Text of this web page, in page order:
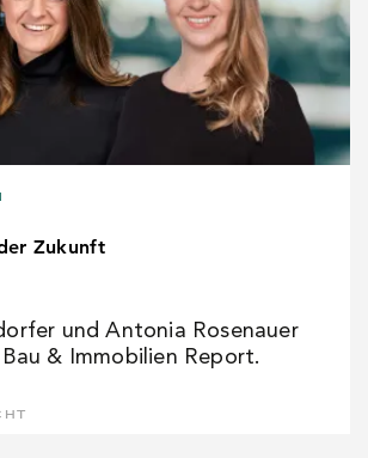
Zukunft
und Antonia Rosenauer
& Immobilien Report.